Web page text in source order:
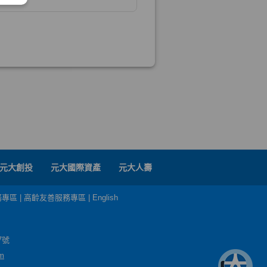
元大創投 元大國際資產 元大人壽
區 高齡友善服務專區 English
號